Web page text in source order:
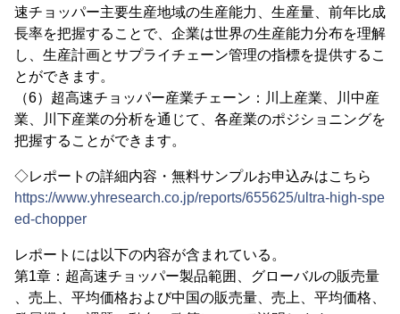
速チョッパー主要生産地域の生産能力、生産量、前年比成
長率を把握することで、企業は世界の生産能力分布を理解
し、生産計画とサプライチェーン管理の指標を提供するこ
とができます。
（6）超高速チョッパー産業チェーン：川上産業、川中産
業、川下産業の分析を通じて、各産業のポジショニングを
把握することができます。
◇レポートの詳細内容・無料サンプルお申込みはこちら
https://www.yhresearch.co.jp/reports/655625/ultra-high-spe
ed-chopper
レポートには以下の内容が含まれている。
第1章：超高速チョッパー製品範囲、グローバルの販売量
、売上、平均価格および中国の販売量、売上、平均価格、